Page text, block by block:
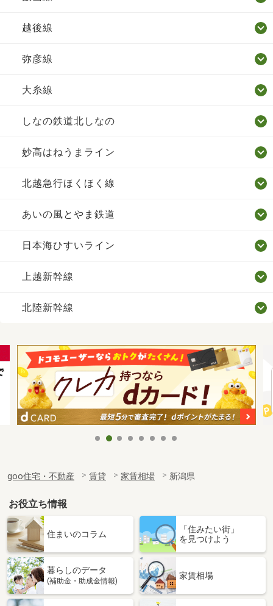
越後線
弥彦線
大糸線
しなの鉄道北しなの
妙高はねうまライン
北越急行ほくほく線
あいの風とやま鉄道
日本海ひすいライン
上越新幹線
北陸新幹線
goo住宅・不動産 賃貸 家賃相場 新潟県
お役立ち情報
住まいのコラム
「住みたい街」
を見つけよう
暮らしのデータ
(補助金・助成金情報)
家賃相場